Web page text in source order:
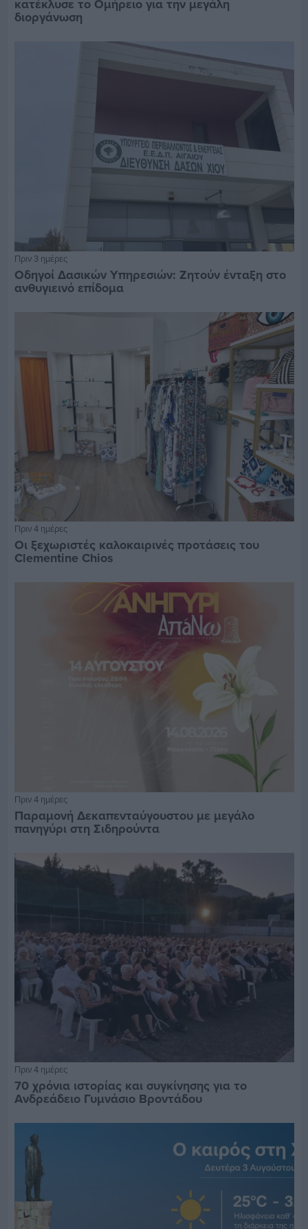
κατέκλυσε το Ομήρειο για την μεγάλη
διοργάνωση
Πριν 3 ημέρες
Οδηγοί Δασικών Υπηρεσιών: Ζητούν ένταξη στο
ανθυγιεινό επίδομα
Πριν 4 ημέρες
Οι ξεχωριστές καλοκαιρινές προτάσεις του
Clementine Chios
Πριν 4 ημέρες
Παραμονή Δεκαπενταύγουστου με μεγάλο
πανηγύρι στη Σιδηρούντα
Πριν 4 ημέρες
70 χρόνια ιστορίας και συγκίνησης για το
Ανδρεάδειο Γυμνάσιο Βροντάδου